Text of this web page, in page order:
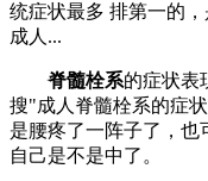
统症状最多 排第一的，
成人...
脊髓栓系的症状表
搜"成人脊髓栓系的症
是腰疼了一阵子了，也
自己是不是中了。